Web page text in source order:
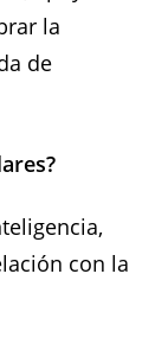
la
de
con la